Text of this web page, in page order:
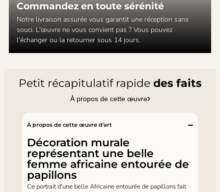
Commandez en toute sérénité
Notre livraison assurée vous garantit une réception sans
souci. L'œuvre ne vous convient pas ? Vous pouvez
l'échanger ou la retourner sous 14 jours.
Petit récapitulatif rapide des faits
À propos de cette œuvre
À propos de cette œuvre d'art
Décoration murale
représentant une belle
femme africaine entourée de
papillons
Ce portrait d'une belle Africaine entourée de papillons fait